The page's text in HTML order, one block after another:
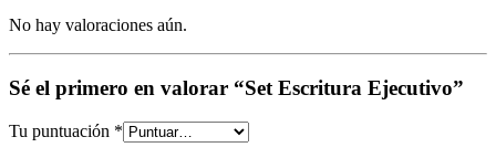
No hay valoraciones aún.
Sé el primero en valorar “Set Escritura Ejecutivo”
Tu puntuación *